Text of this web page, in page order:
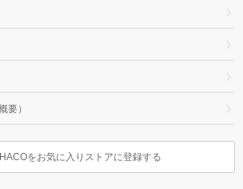
要）
をお気に入りストアに登録する